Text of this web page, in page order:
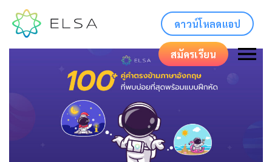
ดาวน์โหลดแอป
สมัครเรียน